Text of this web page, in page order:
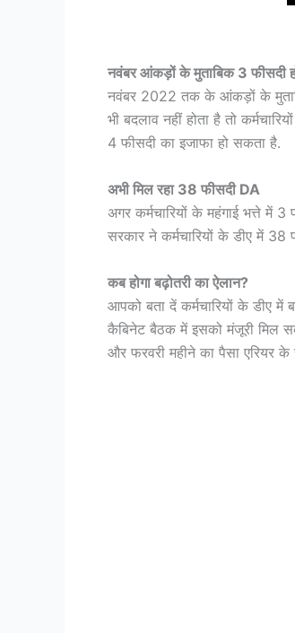
नवंबर आंकड़ों के मुताबिक 3 फीसदी
नवंबर 2022 तक के आंकड़ों के
भी बदलाव नहीं होता है तो
4 फीसदी का इजाफा हो सकता है.
अभी मिल रहा 38 फीसदी DA
अगर कर्मचारियों के महंगाई भत्ते में
सरकार ने कर्मचारियों के डीए में 38
कब होगा बढ़ोतरी का ऐलान?
आपको बता दें कर्मचारियों के डीए में
कैबिनेट बैठक में इसको मंजूरी मिल
और फरवरी महीने का पैसा एरियर